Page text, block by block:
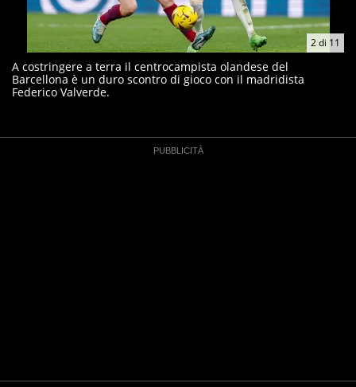
2di 11
A costringere a terra il centrocampista olandese del
Barcellona è un duro scontro di gioco con il madridista
Federico Valverde.